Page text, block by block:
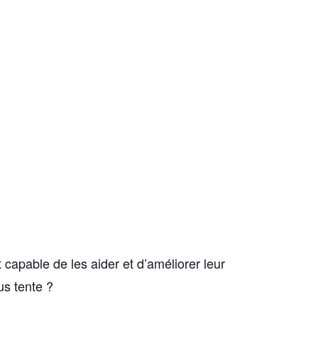
de les aider et d’améliorer leur
tente ?